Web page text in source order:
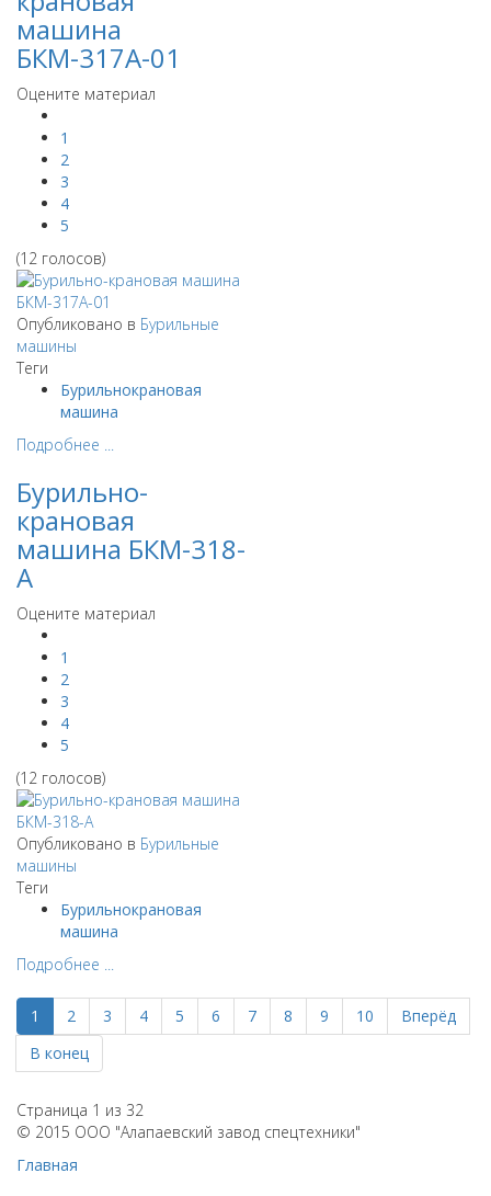
машина
БКМ-317А-01
Оцените материал
1
2
3
4
5
(12 голосов)
Опубликовано в Бурильные
машины
Теги
Бурильнокрановая
машина
Подробнее ...
Бурильно-
крановая
машина БКМ-318-
А
Оцените материал
1
2
3
4
5
(12 голосов)
Опубликовано в Бурильные
машины
Теги
Бурильнокрановая
машина
Подробнее ...
1 2 3 4 5 6 7 8 9 10
Вперёд
В конец
Страница 1 из 32
© 2015 ООО "Алапаевский завод спецтехники"
Главная